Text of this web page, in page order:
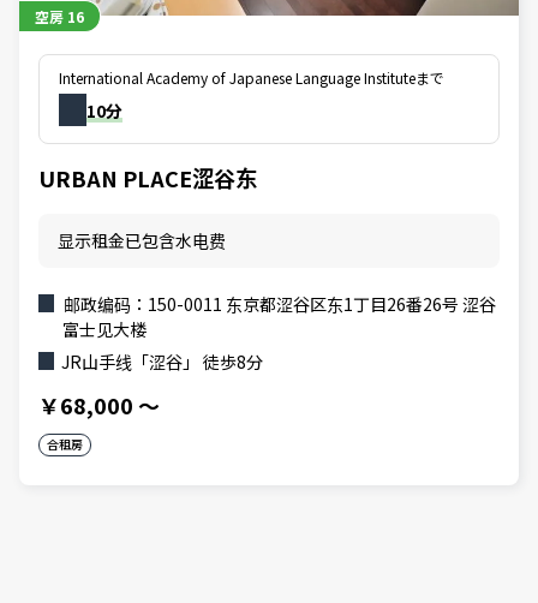
空房 16
International Academy of Japanese Language Instituteまで
10分
URBAN PLACE涩谷东
显示租金已包含水电费
邮政编码：150-0011 东京都涩谷区东1丁目26番26号 涩谷
富士见大楼
JR山手线「涩谷」 徒歩8分
￥68,000～
合租房